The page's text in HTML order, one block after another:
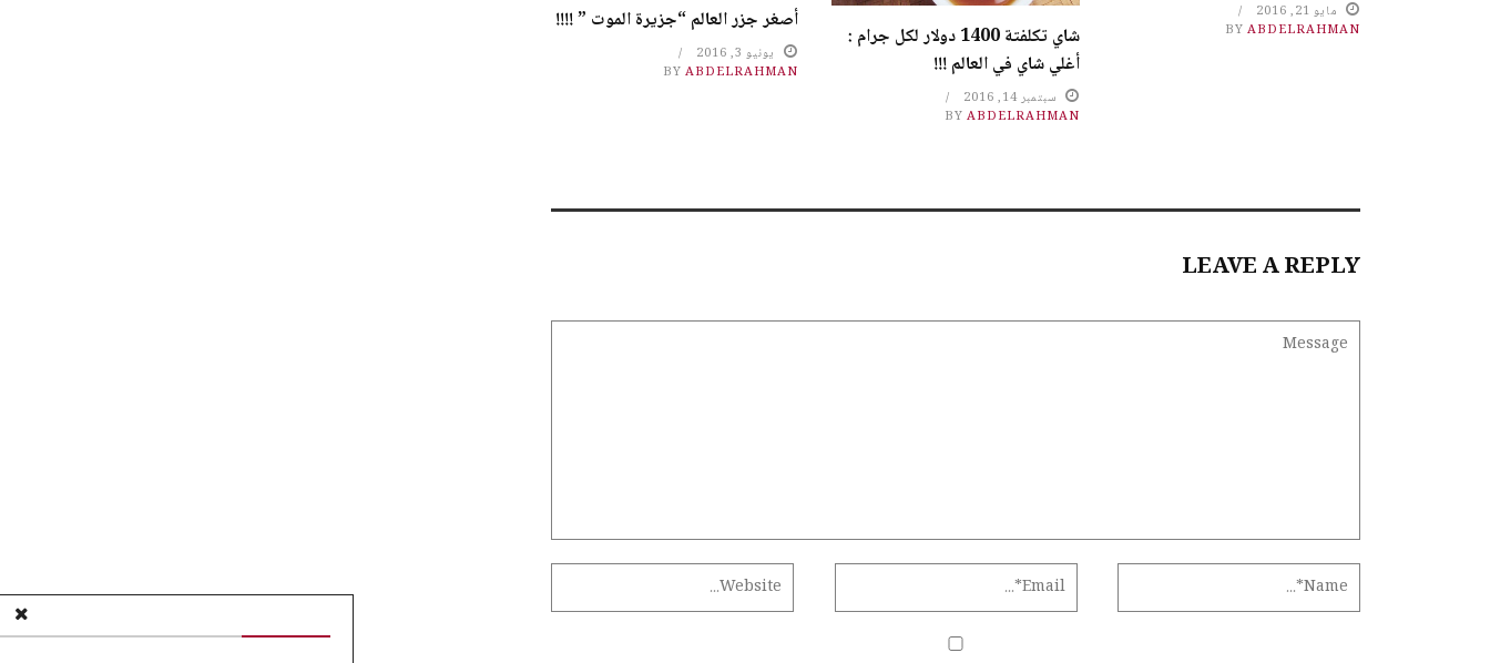
مايو 21, 2016
BY ABDELRAHMAN
شاي تكلفتة 1400 دولار لكل جرام :
أغلي شاي في العالم !!!
سبتمبر 14, 2016
BY ABDELRAHMAN
أصغر جزر العالم “جزيرة الموت ” !!!!
يونيو 3, 2016
BYABDELRAHMAN
LEAVE A REPLY